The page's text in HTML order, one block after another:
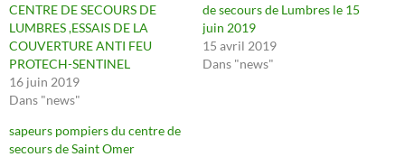
CENTRE DE SECOURS DE
LUMBRES ,ESSAIS DE LA
COUVERTURE ANTI FEU
PROTECH-SENTINEL
16 juin 2019
Dans "news"
de secours de Lumbres le 15
juin 2019
15 avril 2019
Dans "news"
sapeurs pompiers du centre de
secours de Saint Omer